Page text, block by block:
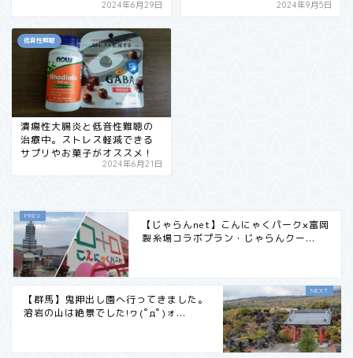
2024年6月29日 2024年9月5日
低音性難聴
潰瘍性大腸炎と低音性難聴の
治療中。ストレス軽減できる
サプリやお菓子がオススメ！
2024年6月21日
【じゃらんnet】こんにゃくパーク×富岡
製糸場コラボプラン・じゃらんクー...
【群馬】鬼押出し園へ行ってきました。
溶岩の山は絶景でした!ヮ(ﾟдﾟ)ォ...